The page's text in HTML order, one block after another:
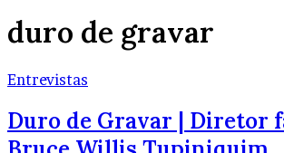
duro de gravar
Entrevistas
Duro de Gravar | Diretor